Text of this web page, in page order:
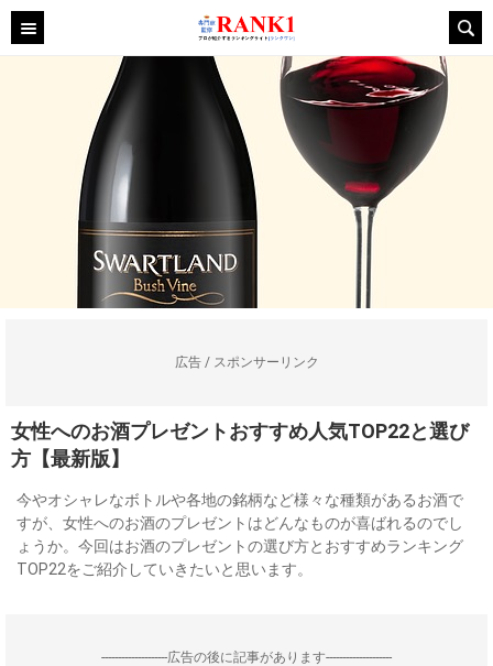
広告 / スポンサーリンク
女性へのお酒プレゼントおすすめ人気TOP22と選び
方【最新版】
今やオシャレなボトルや各地の銘柄など様々な種類があるお酒で
すが、女性へのお酒のプレゼントはどんなものが喜ばれるのでし
ょうか。今回はお酒のプレゼントの選び方とおすすめランキング
TOP22をご紹介していきたいと思います。
--------------------広告の後に記事があります--------------------